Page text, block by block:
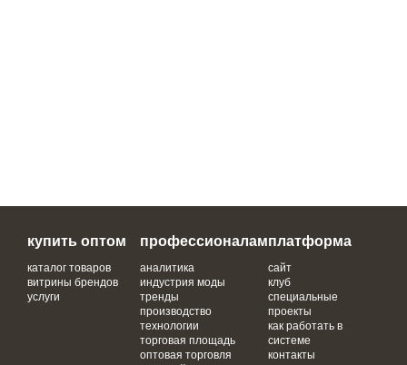
купить оптом
каталог товаров
витрины брендов
услуги
профессионалам
аналитика
индустрия моды
тренды
производство
технологии
торговая площадь
оптовая торговля
платформа
сайт
клуб
специальные
проекты
как работать в
системе
контакты